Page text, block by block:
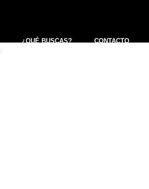
¿QUÉ BUSCAS? CONTACTO